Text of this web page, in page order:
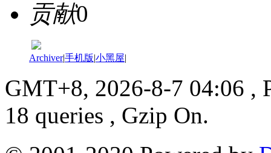
贡献0
Archiver|手机版|小黑屋|
GMT+8, 2026-8-7 04:06 ,
18 queries , Gzip On.